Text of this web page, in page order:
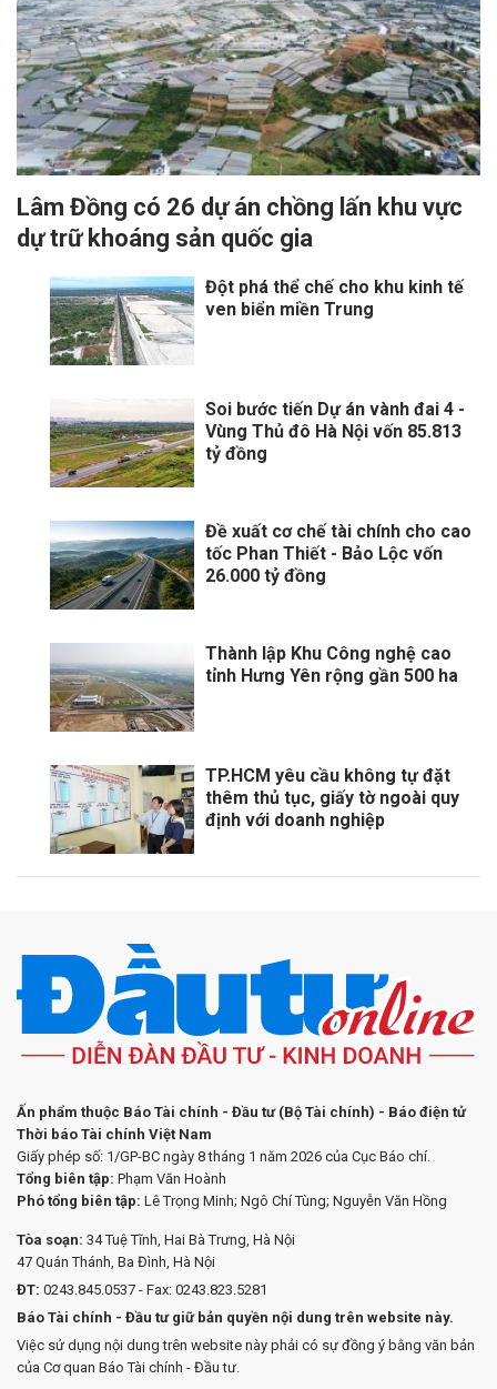
Lâm Đồng có 26 dự án chồng lấn khu vực
dự trữ khoáng sản quốc gia
Đột phá thể chế cho khu kinh tế
ven biển miền Trung
Soi bước tiến Dự án vành đai 4 -
Vùng Thủ đô Hà Nội vốn 85.813
tỷ đồng
Đề xuất cơ chế tài chính cho cao
tốc Phan Thiết - Bảo Lộc vốn
26.000 tỷ đồng
Thành lập Khu Công nghệ cao
tỉnh Hưng Yên rộng gần 500 ha
TP.HCM yêu cầu không tự đặt
thêm thủ tục, giấy tờ ngoài quy
định với doanh nghiệp
Ấn phẩm thuộc Báo Tài chính - Đầu tư (Bộ Tài chính) - Báo điện tử
Thời báo Tài chính Việt Nam
Giấy phép số: 1/GP-BC ngày 8 tháng 1 năm 2026 của Cục Báo chí.
Tổng biên tập: Phạm Văn Hoành
Phó tổng biên tập: Lê Trọng Minh; Ngô Chí Tùng; Nguyễn Văn Hồng
Tòa soạn: 34 Tuệ Tĩnh, Hai Bà Trưng, Hà Nội
47 Quán Thánh, Ba Đình, Hà Nội
ĐT: 0243.845.0537 - Fax: 0243.823.5281
Báo Tài chính - Đầu tư giữ bản quyền nội dung trên website này.
Việc sử dụng nội dung trên website này phải có sự đồng ý bằng văn bản
của Cơ quan Báo Tài chính - Đầu tư.